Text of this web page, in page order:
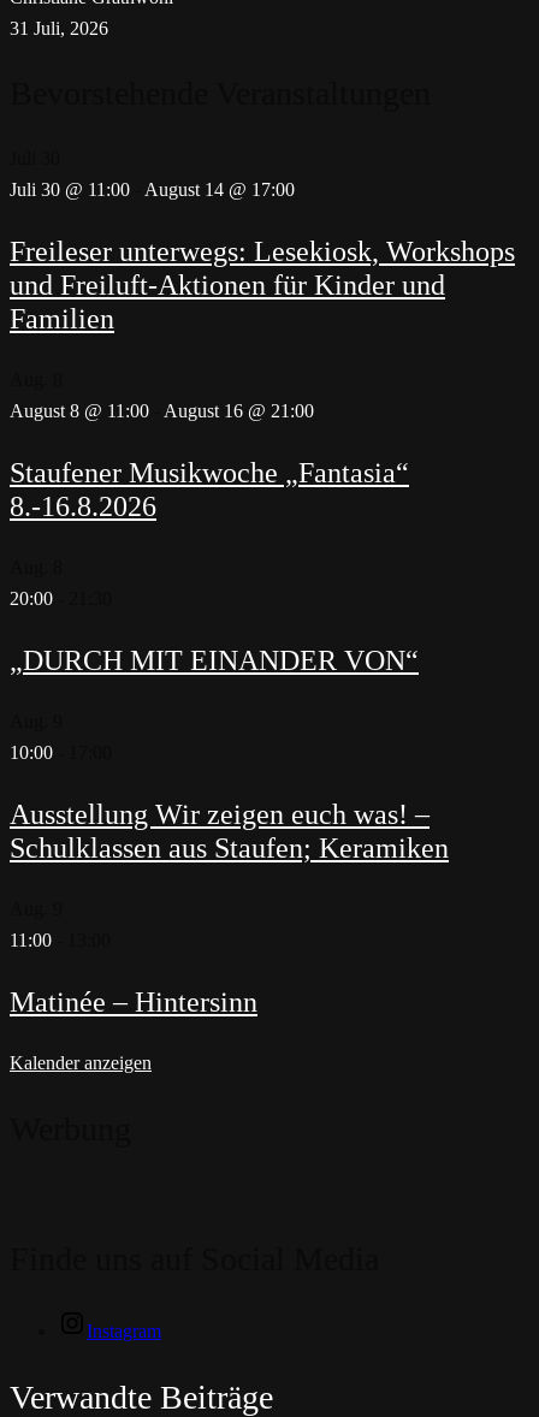
31 Juli, 2026
Juli 30 @ 11:00
August 14 @ 17:00
Freileser unterwegs: Lesekiosk, Workshops
und Freiluft-Aktionen für Kinder und
Familien
August 8 @ 11:00
August 16 @ 21:00
Staufener Musikwoche „Fantasia“
8.-16.8.2026
20:00
„DURCH MIT EINANDER VON“
10:00
Ausstellung Wir zeigen euch was! –
Schulklassen aus Staufen; Keramiken
11:00
Matinée – Hintersinn
Kalender anzeigen
Instagram
Verwandte Beiträge